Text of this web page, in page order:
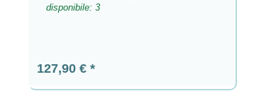
disponibile: 3
Prezzo normale:
127,90 €